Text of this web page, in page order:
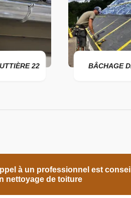
22 BÂCHAGE DE
à un professionnel est
nettoyage de toiture